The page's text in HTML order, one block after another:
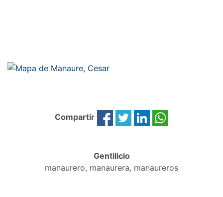
Compartir
Gentilicio
manaurero, manaurera, manaureros